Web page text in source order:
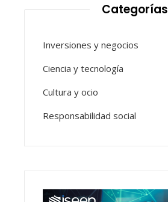
Categorías
Inversiones y negocios
Ciencia y tecnología
Cultura y ocio
Responsabilidad social